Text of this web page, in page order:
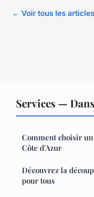
← Voir tous les
Services —
Comment choisir
Côte d'Azur
Découvrez la
pour tous